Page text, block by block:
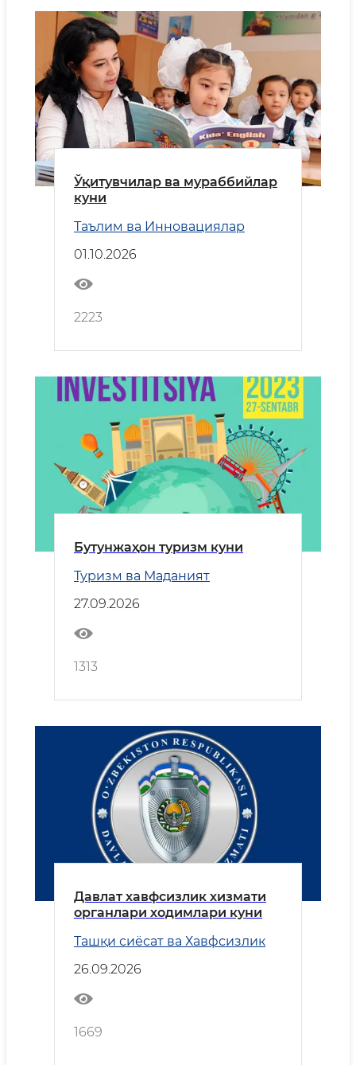
Ўқитувчилар ва мураббийлар
куни
Таълим ва Инновациялар
01.10.2026
2223
Бутунжаҳон туризм куни
Туризм ва Маданият
27.09.2026
1313
Давлат хавфсизлик хизмати
органлари ходимлари куни
Ташқи сиёсат ва Хавфсизлик
26.09.2026
1669